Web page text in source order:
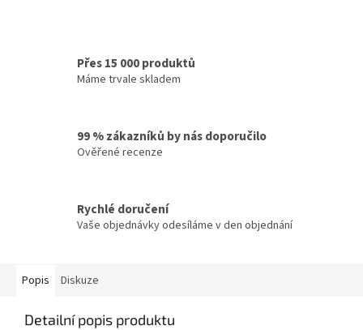
Přes 15 000 produktů
Máme trvale skladem
99 % zákazníků by nás doporučilo
Ověřené recenze
Rychlé doručení
Vaše objednávky odesíláme v den objednání
Popis Diskuze
Detailní popis produktu